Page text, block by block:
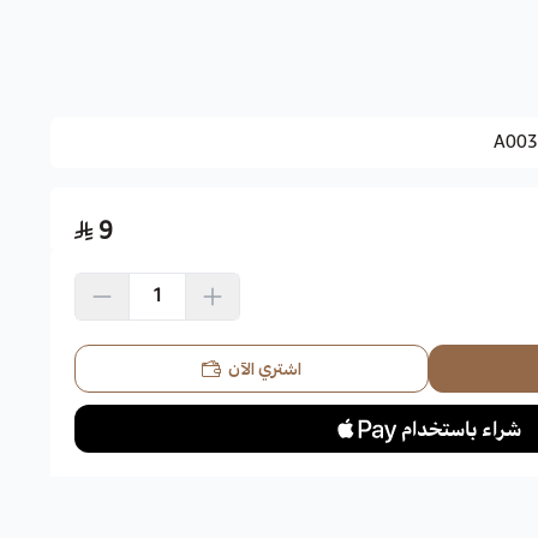
الرطبة تنقع البذور في الماء لمدة يومين قبل غرسها في التربة، يفضل
القلوية والحمضية.
الربيع.
9
اشتري الآن